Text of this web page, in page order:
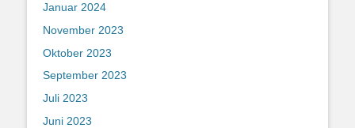
Januar 2024
November 2023
Oktober 2023
September 2023
Juli 2023
Juni 2023